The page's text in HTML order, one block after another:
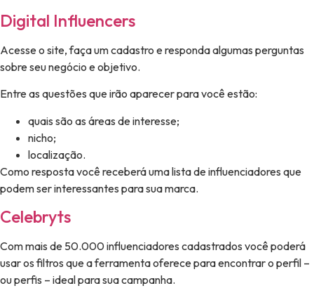
Digital Influencers
Acesse o site, faça um cadastro e responda algumas perguntas
sobre seu negócio e objetivo.
Entre as questões que irão aparecer para você estão:
quais são as áreas de interesse;
nicho;
localização.
Como resposta você receberá uma lista de influenciadores que
podem ser interessantes para sua marca.
Celebryts
Com mais de 50.000 influenciadores cadastrados você poderá
usar os filtros que a ferramenta oferece para encontrar o perfil –
ou perfis – ideal para sua campanha.